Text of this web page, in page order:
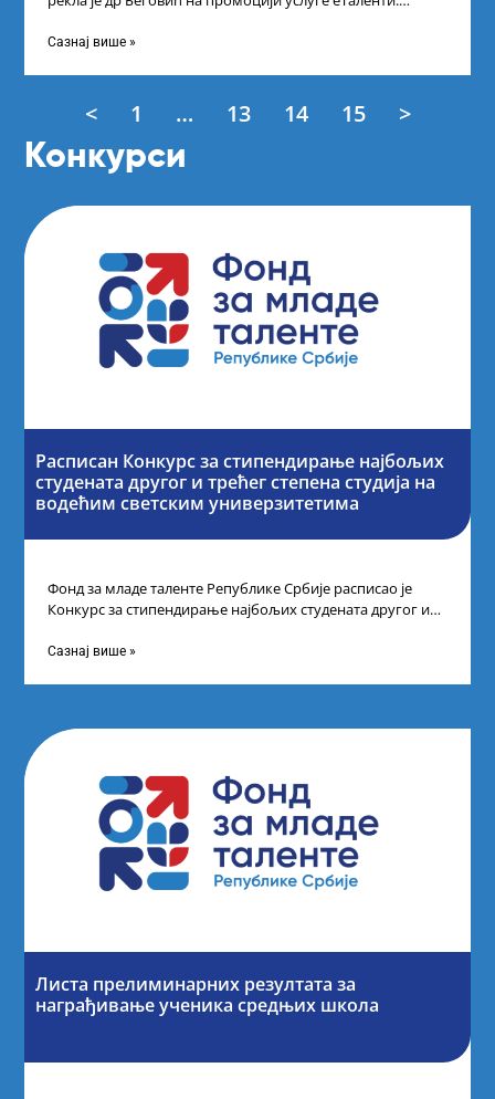
Сазнај више »
< 1 … 13 14 15 >
Конкурси
Расписан Конкурс за стипендирање најбољих
студената другог и трећег степена студија на
водећим светским универзитетима
Фонд за младе таленте Републике Србије расписао је
Конкурс за стипендирање најбољих студената другог и
Сазнај више »
Листа прелиминарних резултата за
награђивање ученика средњих школа